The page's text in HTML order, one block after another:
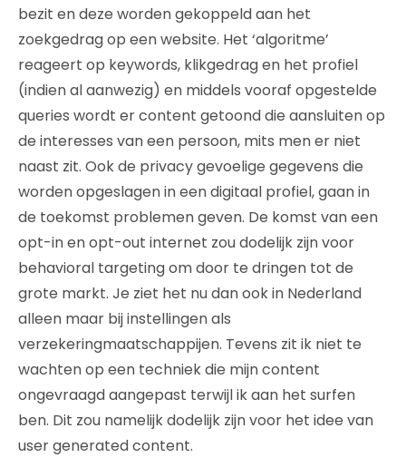
bezit en deze worden gekoppeld aan het
zoekgedrag op een website. Het ‘algoritme’
reageert op keywords, klikgedrag en het profiel
(indien al aanwezig) en middels vooraf opgestelde
queries wordt er content getoond die aansluiten op
de interesses van een persoon, mits men er niet
naast zit. Ook de privacy gevoelige gegevens die
worden opgeslagen in een digitaal profiel, gaan in
de toekomst problemen geven. De komst van een
opt-in en opt-out internet zou dodelijk zijn voor
behavioral targeting om door te dringen tot de
grote markt. Je ziet het nu dan ook in Nederland
alleen maar bij instellingen als
verzekeringmaatschappijen. Tevens zit ik niet te
wachten op een techniek die mijn content
ongevraagd aangepast terwijl ik aan het surfen
ben. Dit zou namelijk dodelijk zijn voor het idee van
user generated content.